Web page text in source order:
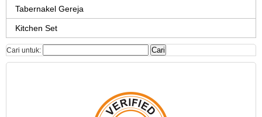
Tabernakel Gereja
Kitchen Set
Cari untuk: